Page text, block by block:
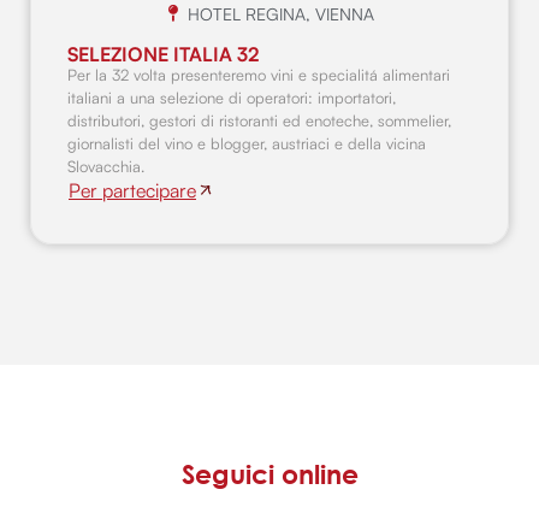
HOTEL REGINA, VIENNA
SELEZIONE ITALIA 32
Per la 32 volta presenteremo vini e specialitá alimentari
italiani a una selezione di operatori: importatori,
distributori, gestori di ristoranti ed enoteche, sommelier,
giornalisti del vino e blogger, austriaci e della vicina
Slovacchia.
Per partecipare
Seguici online